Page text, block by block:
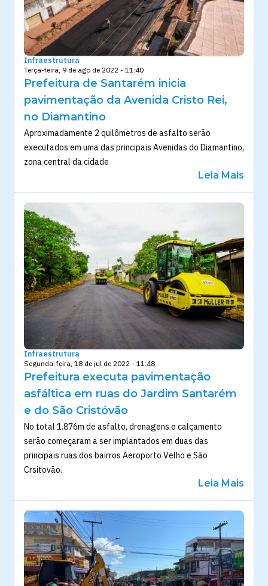
Infraestrutura
Terça-feira, 9 de ago de 2022 - 11:40
Prefeitura de Santarém inicia
pavimentação da Avenida Cristo Rei,
no Diamantino
Aproximadamente 2 quilômetros de asfalto serão
executados em uma das principais Avenidas do Diamantino,
zona central da cidade
Leia Mais
Infraestrutura
Segunda-feira, 18 de jul de 2022 - 11:48
Prefeitura executa pavimentação
asfáltica em ruas do Jardim Santarém
e do São Cristóvão
No total 1.876m de asfalto, drenagens e calçamento
serão começaram a ser implantados em duas das
principais ruas dos bairros Aeroporto Velho e São
Crsitovão.
Leia Mais